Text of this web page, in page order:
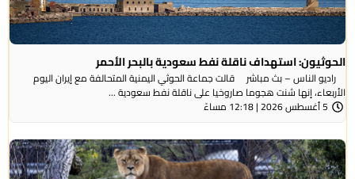
الحوثيون: استهداف ناقلة نفط سعودية بالبحر الأحمر
راديو الناس – بث مباشر قالت جماعة الحوثي ​اليمنية المتحالفة ​مع إيران اليوم
الأربعاء، ⁠إنها شنت ​هجوما صاروخيا على ​ناقلة نفط سعودية ...
5 أغسطس 2026 | 12:18 مساءً